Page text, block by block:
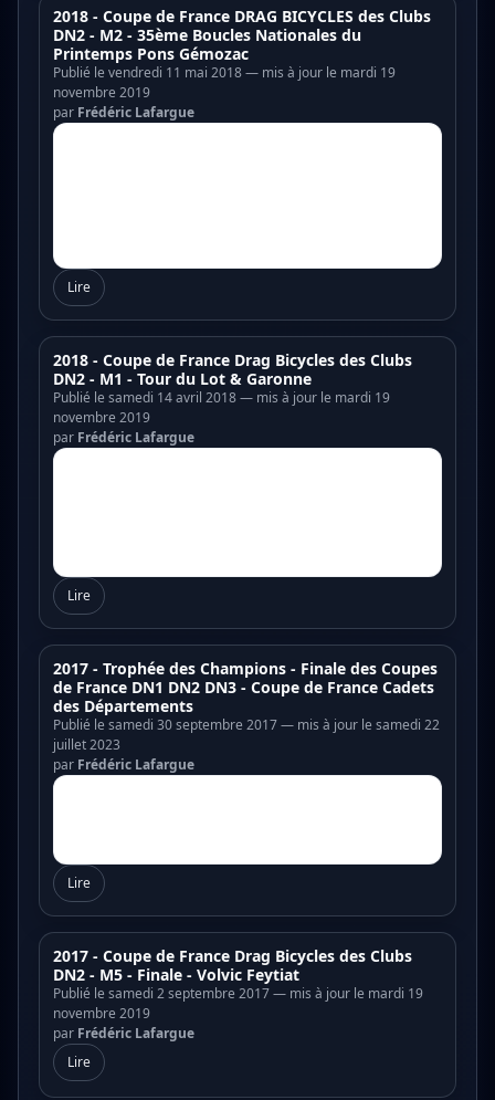
2018 - Coupe de France DRAG BICYCLES des Clubs
DN2 - M2 - 35ème Boucles Nationales du
Printemps Pons Gémozac
Publié le vendredi 11 mai 2018 — mis à jour le mardi 19
novembre 2019
par Frédéric Lafargue
Lire
2018 - Coupe de France Drag Bicycles des Clubs
DN2 - M1 - Tour du Lot & Garonne
Publié le samedi 14 avril 2018 — mis à jour le mardi 19
novembre 2019
par Frédéric Lafargue
Lire
2017 - Trophée des Champions - Finale des Coupes
de France DN1 DN2 DN3 - Coupe de France Cadets
des Départements
Publié le samedi 30 septembre 2017 — mis à jour le samedi 22
juillet 2023
par Frédéric Lafargue
Lire
2017 - Coupe de France Drag Bicycles des Clubs
DN2 - M5 - Finale - Volvic Feytiat
Publié le samedi 2 septembre 2017 — mis à jour le mardi 19
novembre 2019
par Frédéric Lafargue
Lire